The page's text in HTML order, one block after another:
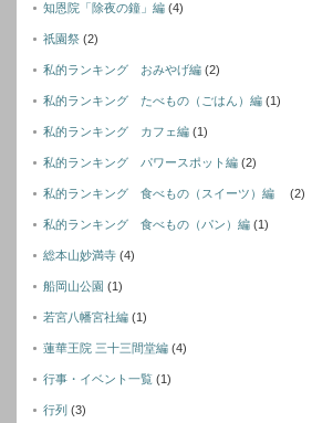
知恩院「除夜の鐘」編 (4)
祇園祭 (2)
私的ランキング おみやげ編 (2)
私的ランキング たべもの（ごはん）編 (1)
私的ランキング カフェ編 (1)
私的ランキング パワースポット編 (2)
私的ランキング 食べもの（スイーツ）編 (2)
私的ランキング 食べもの（パン）編 (1)
総本山妙満寺 (4)
船岡山公園 (1)
若宮八幡宮社編 (1)
蓮華王院 三十三間堂編 (4)
行事・イベント一覧 (1)
行列 (3)